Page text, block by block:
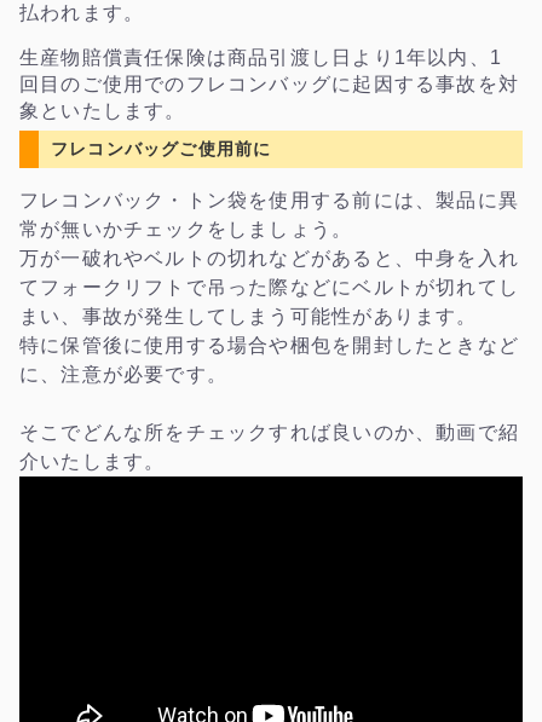
払われます。
生産物賠償責任保険は商品引渡し日より1年以内、1
回目のご使用でのフレコンバッグに起因する事故を対
象といたします。
フレコンバッグご使用前に
フレコンバック・トン袋を使用する前には、製品に異
常が無いかチェックをしましょう。
万が一破れやベルトの切れなどがあると、中身を入れ
てフォークリフトで吊った際などにベルトが切れてし
まい、事故が発生してしまう可能性があります。
特に保管後に使用する場合や梱包を開封したときなど
に、注意が必要です。
そこでどんな所をチェックすれば良いのか、動画で紹
介いたします。